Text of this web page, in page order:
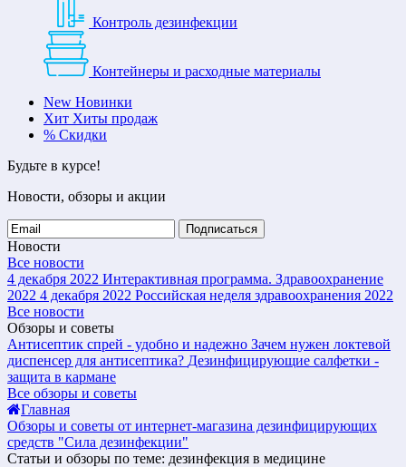
Контроль дезинфекции
Контейнеры и расходные материалы
New Новинки
Хит Хиты продаж
% Скидки
Будьте в курсе!
Новости, обзоры и акции
Подписаться
Новости
Все новости
4 декабря 2022 Интерактивная программа. Здравоохранение
2022 4 декабря 2022 Российская неделя здравоохранения 2022
Все новости
Обзоры и советы
Антисептик спрей - удобно и надежно Зачем нужен локтевой
диспенсер для антисептика? Дезинфицирующие салфетки -
защита в кармане
Все обзоры и советы
Главная
Обзоры и советы от интернет-магазина дезинфицирующих
средств "Сила дезинфекции"
Статьи и обзоры по теме: дезинфекция в медицине